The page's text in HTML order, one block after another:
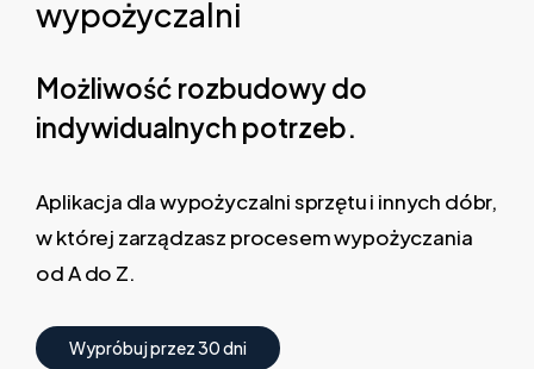
wypożyczalni
Możliwość rozbudowy do
indywidualnych potrzeb.
Aplikacja dla wypożyczalni sprzętu i innych dóbr,
w której zarządzasz procesem wypożyczania
od A do Z.
Wypróbujprzez30dni